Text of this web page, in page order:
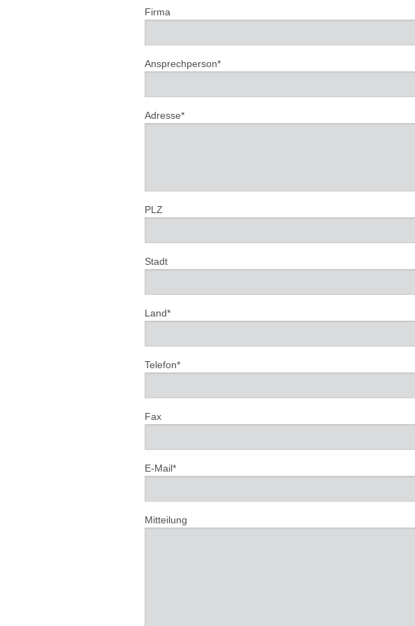
Firma
Ansprechperson*
Adresse*
PLZ
Stadt
Land*
Telefon*
Fax
E-Mail*
Mitteilung